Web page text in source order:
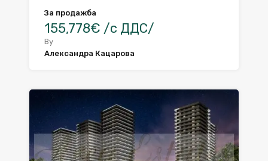
За продажба
155,778€ /с ДДС/
By
Александра Кацарова